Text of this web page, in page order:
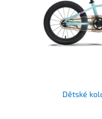
Dětské